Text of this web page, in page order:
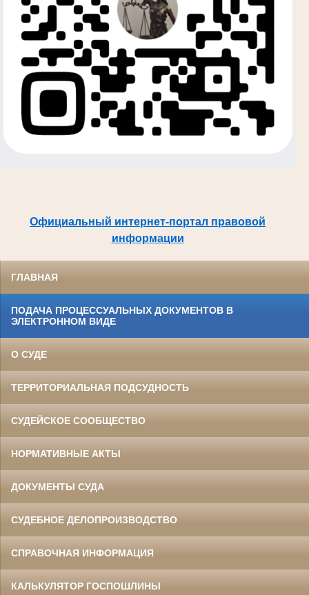
Официальный интернет-портал правовой
информации
ГЛАВНАЯ
ПОДАЧА ПРОЦЕССУАЛЬНЫХ ДОКУМЕНТОВ В
ЭЛЕКТРОННОМ ВИДЕ
О СУДЕ
ТЕРРИТОРИАЛЬНАЯ ПОДСУДНОСТЬ
СУДЕЙСКОЕ СООБЩЕСТВО
НОРМАТИВНЫЕ АКТЫ
ДОКУМЕНТЫ СУДА
СУДЕБНОЕ ДЕЛОПРОИЗВОДСТВО
СПРАВОЧНАЯ ИНФОРМАЦИЯ
КАЛЬКУЛЯТОР ГОСПОШЛИНЫ